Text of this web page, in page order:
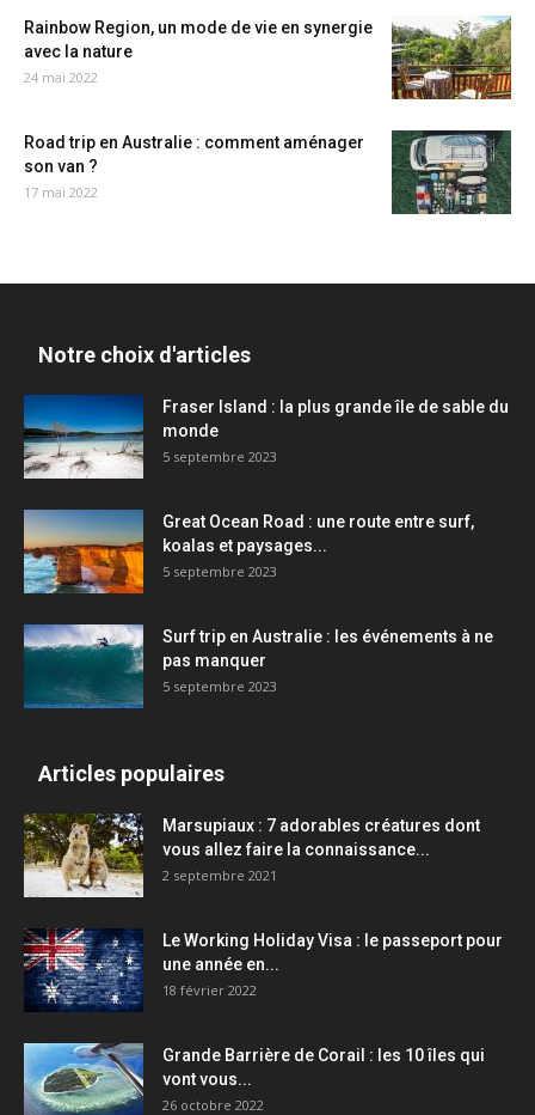
Rainbow Region, un mode de vie en synergie
avec la nature
24 mai 2022
Road trip en Australie : comment aménager
son van ?
17 mai 2022
Notre choix d'articles
Fraser Island : la plus grande île de sable du
monde
5 septembre 2023
Great Ocean Road : une route entre surf,
koalas et paysages...
5 septembre 2023
Surf trip en Australie : les événements à ne
pas manquer
5 septembre 2023
Articles populaires
Marsupiaux : 7 adorables créatures dont
vous allez faire la connaissance...
2 septembre 2021
Le Working Holiday Visa : le passeport pour
une année en...
18 février 2022
Grande Barrière de Corail : les 10 îles qui
vont vous...
26 octobre 2022